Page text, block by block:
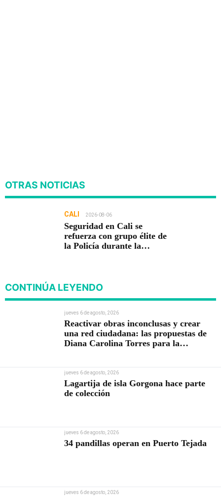
OTRAS NOTICIAS
CALI 2026-08-06
Seguridad en Cali se
refuerza con grupo élite de
la Policía durante la
CONTINÚA LEYENDO
jueves 6 de agosto, 2026
Reactivar obras inconclusas y crear
una red ciudadana: las propuestas de
Diana Carolina Torres para la
jueves 6 de agosto, 2026
Lagartija de isla Gorgona hace parte
de colección
jueves 6 de agosto, 2026
34 pandillas operan en Puerto Tejada
jueves 6 de agosto, 2026